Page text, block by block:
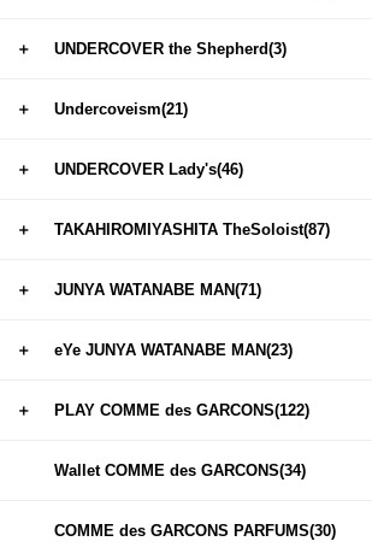
＋ UNDERCOVER the Shepherd(3)
＋ Undercoveism(21)
＋ UNDERCOVER Lady's(46)
＋ TAKAHIROMIYASHITA TheSoloist(87)
＋ JUNYA WATANABE MAN(71)
＋ eYe JUNYA WATANABE MAN(23)
＋ PLAY COMME des GARCONS(122)
Wallet COMME des GARCONS(34)
COMME des GARCONS PARFUMS(30)